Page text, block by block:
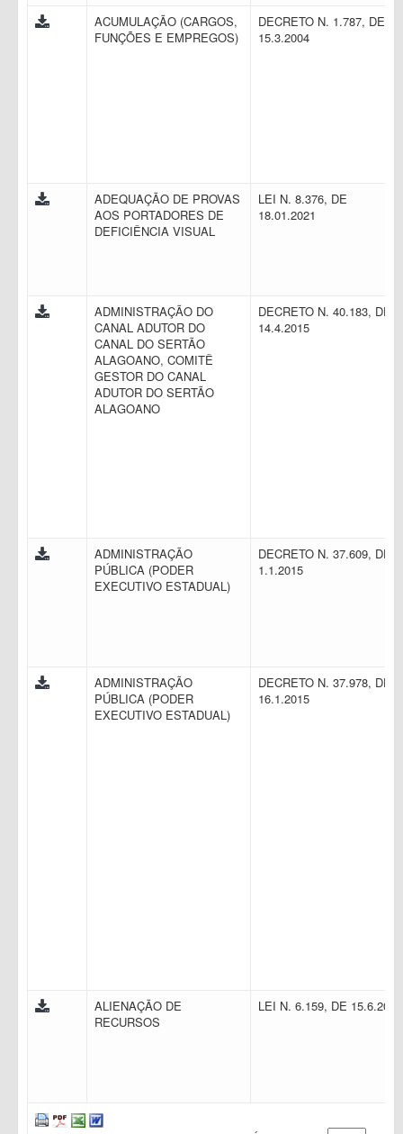
ACUMULAÇÃO (CARGOS,
FUNÇÕES E EMPREGOS)
DECRETO N. 1.787, DE
15.3.2004
ADEQUAÇÃO DE PROVAS
AOS PORTADORES DE
DEFICIÊNCIA VISUAL
LEI N. 8.376, DE
18.01.2021
ADMINISTRAÇÃO DO
CANAL ADUTOR DO
CANAL DO SERTÃO
ALAGOANO, COMITÊ
GESTOR DO CANAL
ADUTOR DO SERTÃO
ALAGOANO
DECRETO N. 40.183, DE
14.4.2015
ADMINISTRAÇÃO
PÚBLICA (PODER
EXECUTIVO ESTADUAL)
DECRETO N. 37.609, DE
1.1.2015
ADMINISTRAÇÃO
PÚBLICA (PODER
EXECUTIVO ESTADUAL)
DECRETO N. 37.978, DE
16.1.2015
ALIENAÇÃO DE
RECURSOS
LEI N. 6.159, DE